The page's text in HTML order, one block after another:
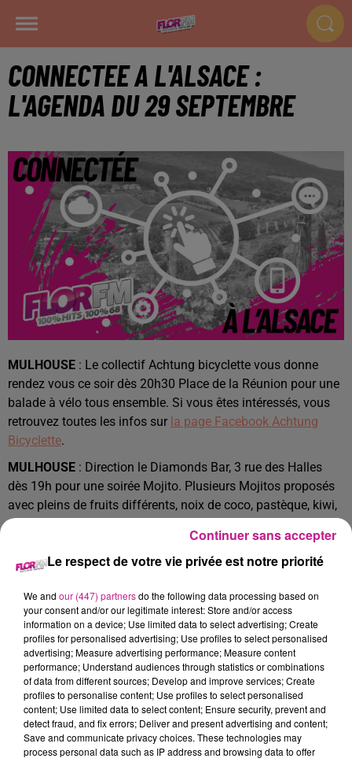
CONNECTEE A L'ALSACE :
L'AGENDA DU 29 SEPTEMBRE
MULHOUSE : Le collectif Achtung bicyclette vous donne
rendez vous ce soir dès 20h30 Place de la Réunion pour une
balade à vélo tous ensemble. Si vous êtes intéressés, vous
retrouvez toutes les infos sur la page Facebook Achtung
Bicyclette.
MULHOUSE : Direction le Diamonds Bar, 3 rue des Halles
dès 19h pour une soirée Mojito. Plusieurs Mojitos proposés
avec pleins de fruits différents, noix de coco, pastèque, kiwi,
orange en version alcoolisée ou non. Ambiance pop et house
prévue. Accès à la soirée sur réservation, toutes les infos sur
le Facebook du Diamonds Bar.
ouverte, le Brivan au Collis Martis. Au programme, du chant,
de l'humour et pleins de surprises. Vous pouvez encore
prendre vos entrées surla page Facebook du Collis Martis.
TITRES DIFFUSÉS Voir plus
3h38
3h38 3h29
3h29
Le respect de votre vie privée est notre priorité
We and our (447) partnersdo the following data processing based on
your consent and/or our legitimate interest: Store and/or access
information on a device; Use limited data to select advertising; Create
profiles for personalised advertising; Use profiles to select personalised
advertising; Measure advertising performance; Measure content
performance; Understand audiences through statistics or combinations
of data from different sources; Develop and improve services; Create
profiles to personalise content; Use profiles to select personalised
content; Use limited data to select content; Ensure security, prevent and
detect fraud, and fix errors; Deliver and present advertising and content;
Save and communicate privacy choices. These technologies may
process personal data such as IP address and browsing data to offer
Continuer sans accepter